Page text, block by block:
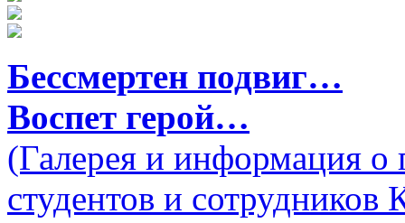
Бессмертен подвиг…
Воспет герой…
(Галерея и информация
студентов и сотрудников